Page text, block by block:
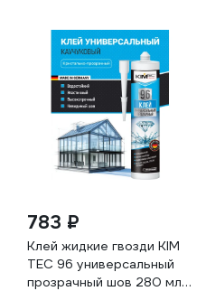
783 ₽
Клей жидкие гвозди KIM
TEC 96 универсальный
прозрачный шов 280 мл